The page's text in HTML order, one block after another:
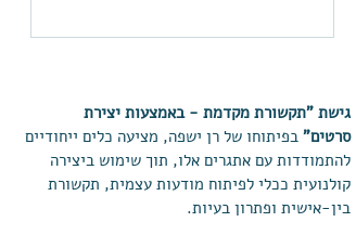
גישת "תקשורת מקדמת - באמצעות יצירת
סרטים" בפיתוחו של רן ישפה, מציעה כלים ייחודיים
להתמודדות עם אתגרים אלו, תוך שימוש ביצירה
קולנועית ככלי לפיתוח מודעות עצמית, תקשורת
בין-אישית ופתרון בעיות.